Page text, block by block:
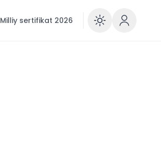
Milliy sertifikat 2026